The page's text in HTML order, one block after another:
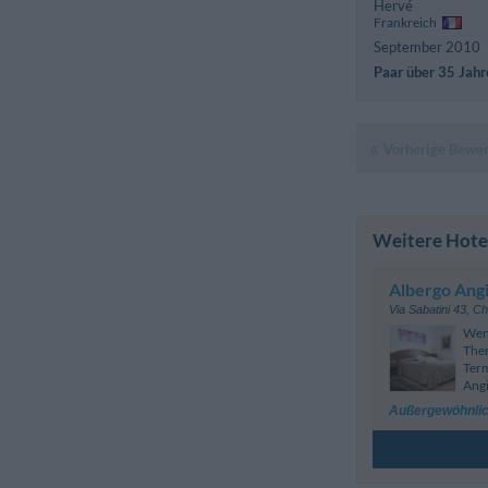
Hervé
Frankreich
September 2010
Paar über 35
Weitere
Albergo
Via Sabatini 43